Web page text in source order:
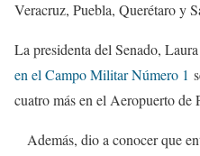
Veracruz, Puebla, Querétaro y
La presidenta del Senado,
en el Campo Militar Número 1
cuatro más en el Aeropuerto de
Además, dio a conocer que